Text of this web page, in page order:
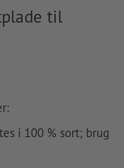
til
i 100 % sort; brug